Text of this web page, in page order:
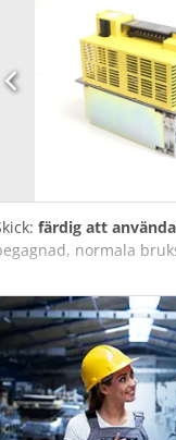
lasermärkningsmaskin,
Raycus, kompressor,
färdig att
normala